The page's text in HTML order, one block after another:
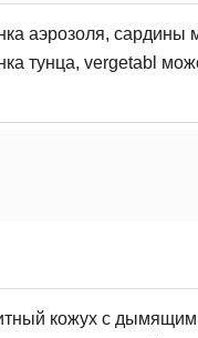
аэрозоля, сардины
тунца, vergetabl
кожух с